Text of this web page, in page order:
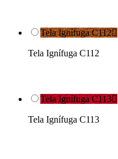
Tela Ignífuga C112
Tela Ignífuga C112
Tela Ignífuga C113
Tela Ignífuga C113